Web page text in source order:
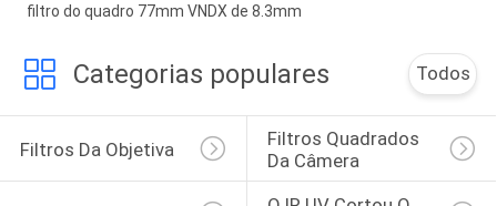
filtro do quadro 77mm VNDX de 8.3mm
Categorias populares Todos
Filtros Da Objetiva
Filtros Quadrados
Da Câmera